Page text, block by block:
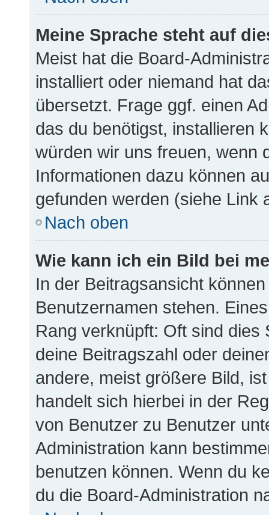
Meine Sprache steht auf
Meist hat die Board-
installiert oder niemand hat
übersetzt. Frage ggf. einen
das du benötigst, installieren
würden wir uns freuen, wenn
Informationen dazu können
gefunden werden (siehe Link
Nach oben
Wie kann ich ein Bild bei
In der Beitragsansicht
Benutzernamen stehen.
Rang verknüpft: Oft sind
deine Beitragszahl oder
andere, meist größere Bild,
handelt sich hierbei in der
von Benutzer zu Benutzer
Administration kann
benutzen können. Wenn du
du die Board-Administration